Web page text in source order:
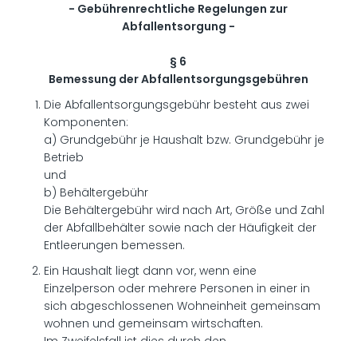
- Gebührenrechtliche Regelungen zur
Abfallentsorgung -
§ 6
Bemessung der Abfallentsorgungsgebühren
Die Abfallentsorgungsgebühr besteht aus zwei
Komponenten:
a) Grundgebühr je Haushalt bzw. Grundgebühr je
Betrieb
und
b) Behältergebühr
Die Behältergebühr wird nach Art, Größe und Zahl
der Abfallbehälter sowie nach der Häufigkeit der
Entleerungen bemessen.
Ein Haushalt liegt dann vor, wenn eine
Einzelperson oder mehrere Personen in einer in
sich abgeschlossenen Wohneinheit gemeinsam
wohnen und gemeinsam wirtschaften.